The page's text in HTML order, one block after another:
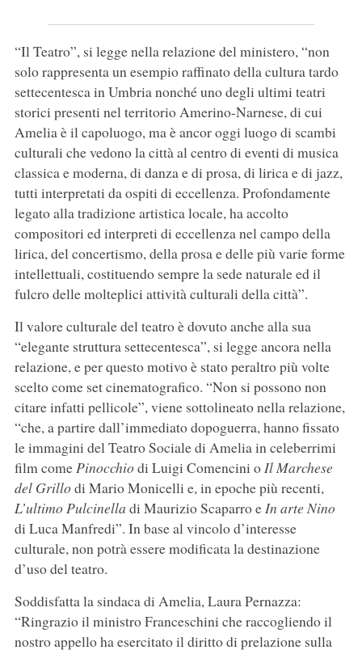
“Il Teatro”, si legge nella relazione del ministero, “non
solo rappresenta un esempio raffinato della cultura tardo
settecentesca in Umbria nonché uno degli ultimi teatri
storici presenti nel territorio Amerino-Narnese, di cui
Amelia è il capoluogo, ma è ancor oggi luogo di scambi
culturali che vedono la città al centro di eventi di musica
classica e moderna, di danza e di prosa, di lirica e di jazz,
tutti interpretati da ospiti di eccellenza. Profondamente
legato alla tradizione artistica locale, ha accolto
compositori ed interpreti di eccellenza nel campo della
lirica, del concertismo, della prosa e delle più varie forme
intellettuali, costituendo sempre la sede naturale ed il
fulcro delle molteplici attività culturali della città”.
Il valore culturale del teatro è dovuto anche alla sua
“elegante struttura settecentesca”, si legge ancora nella
relazione, e per questo motivo è stato peraltro più volte
scelto come set cinematografico. “Non si possono non
citare infatti pellicole”, viene sottolineato nella relazione,
“che, a partire dall’immediato dopoguerra, hanno fissato
le immagini del Teatro Sociale di Amelia in celeberrimi
film comePinocchiodi Luigi Comencini oIl Marchese
del Grillodi Mario Monicelli e, in epoche più recenti,
L’ultimo Pulcinella di Maurizio Scaparro eIn arte Nino
di Luca Manfredi”. In base al vincolo d’interesse
culturale, non potrà essere modificata la destinazione
d’uso del teatro.
Soddisfatta la sindaca di Amelia, Laura Pernazza:
“Ringrazio il ministro Franceschini che raccogliendo il
nostro appello ha esercitato il diritto di prelazione sulla